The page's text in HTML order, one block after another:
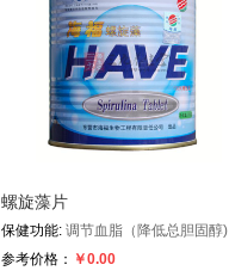
螺旋藻片
保健功能: 调节血脂（降低总胆固醇)
参考价格： ￥0.00